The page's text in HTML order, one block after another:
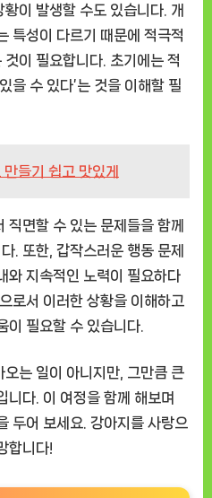
이 발생할 수도 있습니다. 개
특성이 다르기 때문에 적극적
이 필요합니다. 초기에는 적
을 수 있다’는 것을 이해할 필
들기 쉽고 맛있게
직면할 수 있는 문제들을 함께
. 또한, 갑작스러운 행동 문제
와 지속적인 노력이 필요하다
로서 이러한 상황을 이해하고
이 필요할 수 있습니다.
는 일이 아니지만, 그만큼 큰
니다. 이 여정을 함께 해보며
두어 보세요. 강아지를 사랑으
합니다!